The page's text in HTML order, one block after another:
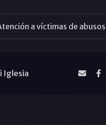
a víctimas de abusos
Iglesia